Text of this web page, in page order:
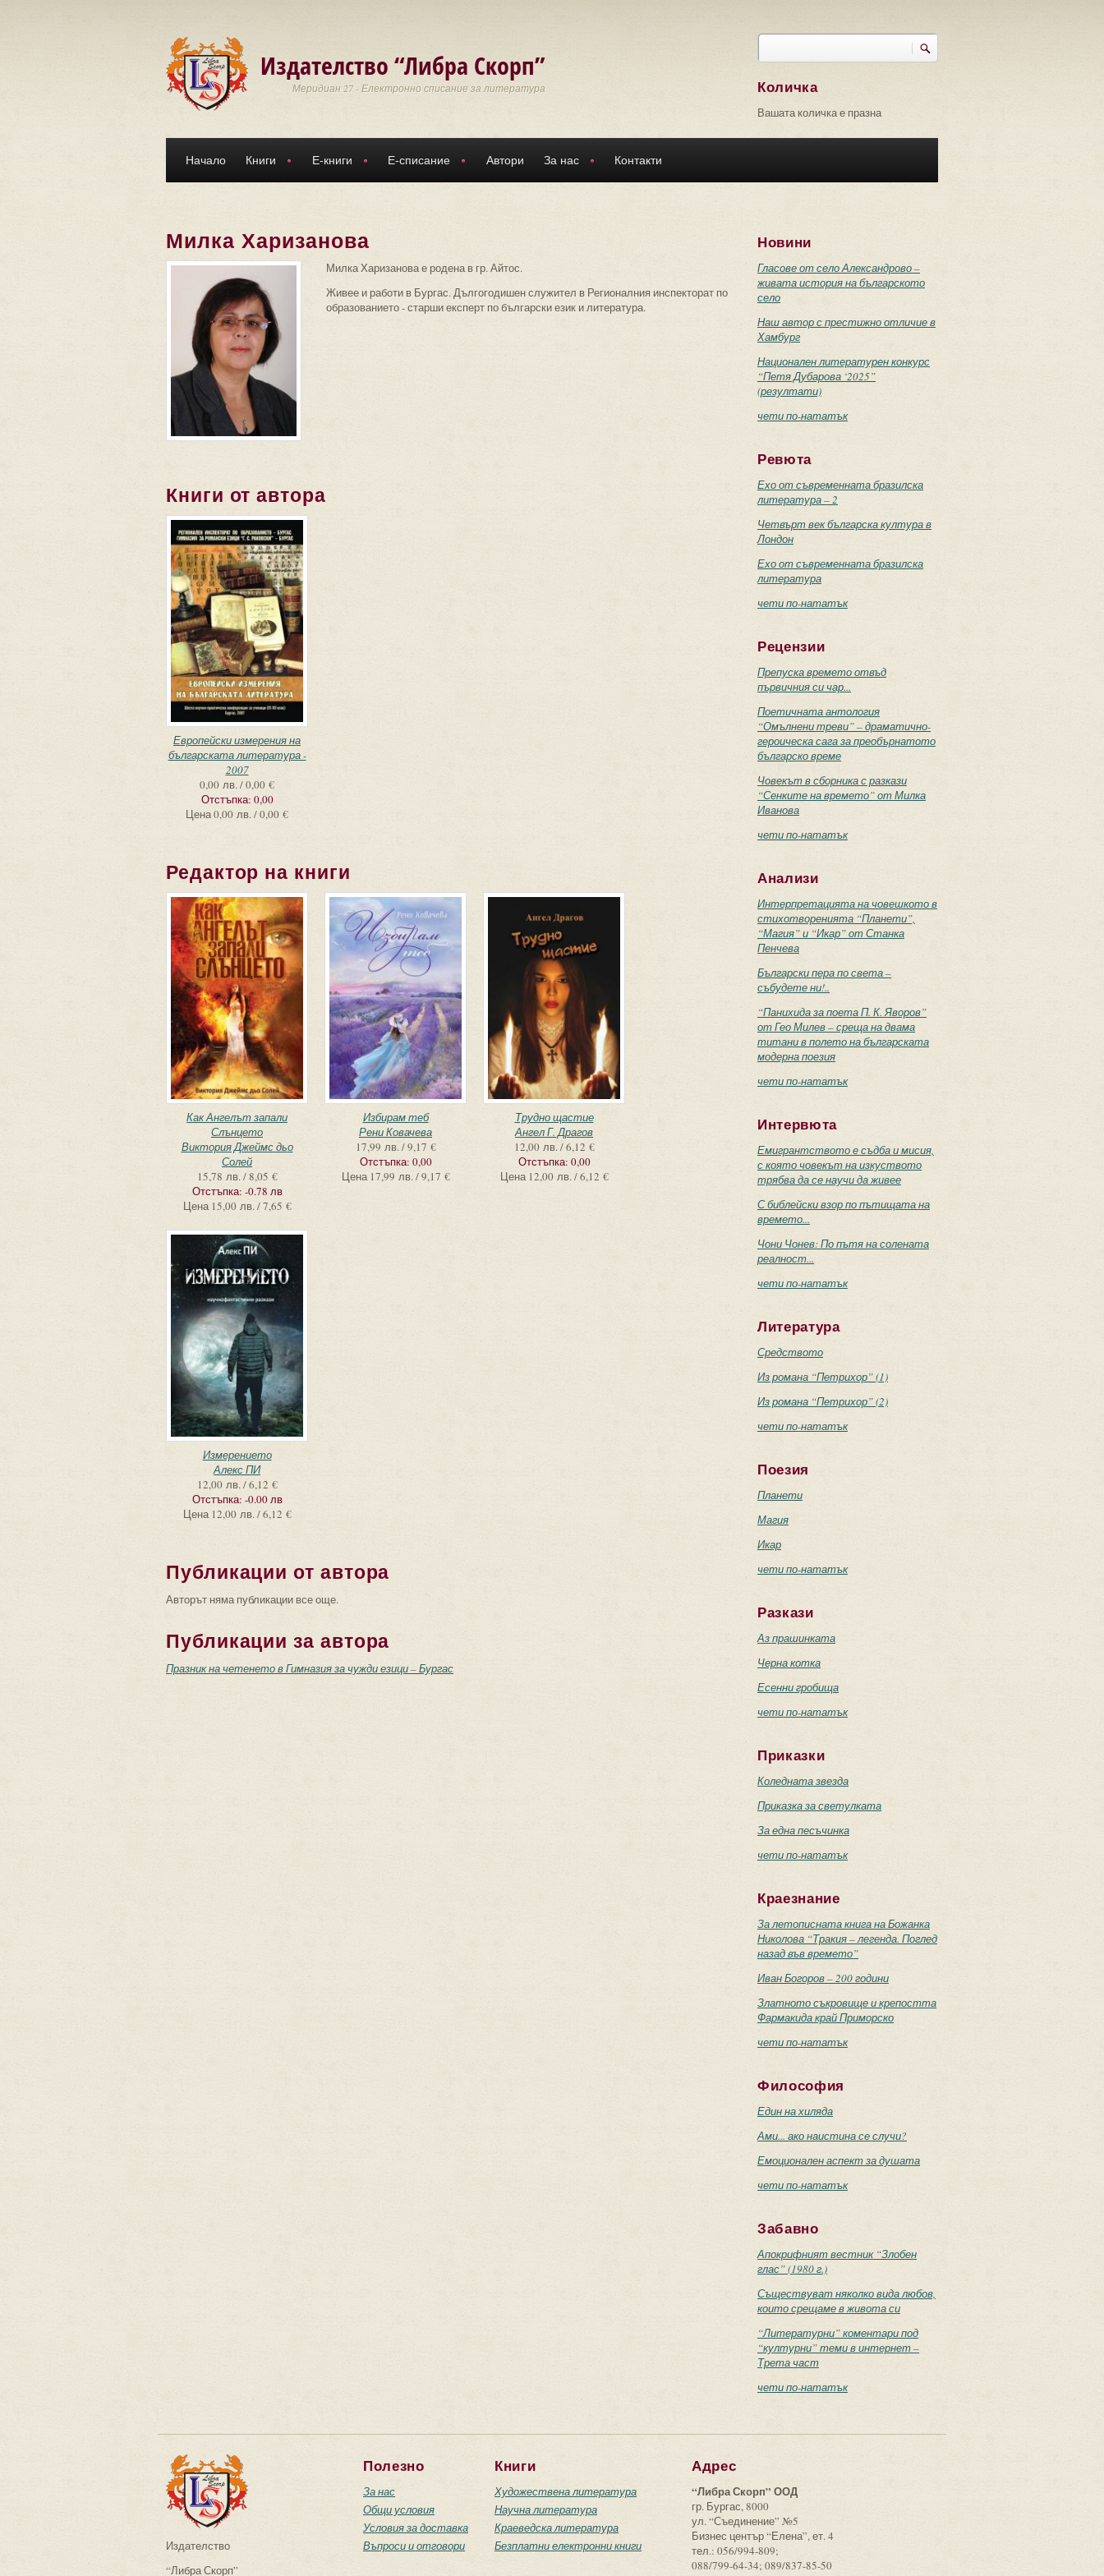
Издателство “Либра Скорп”
Меридиан 27 - Електронно списание за литература
Търси
Количка
Вашата количка е празна
Начало Книги Е-книги Е-списание Автори За нас Контакти
Милка Харизанова
Милка Харизанова е родена в гр. Айтос.
Живее и работи в Бургас. Дългогодишен служител в Регионалния инспекторат по
образованието - старши експерт по български език и литература.
Книги от автора
Европейски измерения на
българската литература -
2007
0,00 лв. / 0,00 €
Отстъпка: 0,00
Цена0,00 лв. / 0,00 €
Редактор на книги
Как Ангелът запали
Слънцето
Виктория Джеймс дьо
Солей
15,78 лв. / 8,05 €
Отстъпка: -0.78 лв
Цена 15,00 лв. / 7,65 €
Избирам теб
Рени Ковачева
17,99 лв. / 9,17 €
Отстъпка: 0,00
Цена 17,99 лв. / 9,17 €
Трудно щастие
Ангел Г. Драгов
12,00 лв. / 6,12 €
Отстъпка: 0,00
Цена 12,00 лв. / 6,12 €
Измерението
Алекс ПИ
12,00 лв. / 6,12 €
Отстъпка: -0.00 лв
Цена 12,00 лв. / 6,12 €
Публикации от автора
Авторът няма публикации все още.
Публикации за автора
Празник на четенето в Гимназия за чужди езици – Бургас
Новини
Гласове от село Александрово –
живата история на българското
село
Наш автор с престижно отличие в
Хамбург
Национален литературен конкурс
“Петя Дубарова ‘2025”
(резултати)
чети по-нататък
Ревюта
Ехо от съвременната бразилска
литература – 2
Четвърт век българска култура в
Лондон
Ехо от съвременната бразилска
литература
чети по-нататък
Рецензии
Препуска времето отвъд
първичния си чар...
Поетичната антология
“Омълнени треви” – драматично-
героическа сага за преобърнатото
българско време
Човекът в сборника с разкази
“Сенките на времето” от Милка
Иванова
чети по-нататък
Анализи
Интерпретацията на човешкото в
стихотворенията “Планети”,
“Магия” и “Икар” от Станка
Пенчева
Български пера по света –
събудете ни!..
“Панихида за поета П. К. Яворов”
от Гео Милев – среща на двама
титани в полето на българската
модерна поезия
чети по-нататък
Интервюта
Емигрантството е съдба и мисия,
с която човекът на изкуството
трябва да се научи да живее
С библейски взор по пътищата на
времето...
Чони Чонев: По пътя на солената
реалност...
чети по-нататък
Литература
Средството
Из романа “Петрихор” (1)
Из романа “Петрихор” (2)
чети по-нататък
Поезия
Планети
Магия
Икар
чети по-нататък
Разкази
Аз прашинката
Черна котка
Есенни гробища
чети по-нататък
Приказки
Коледната звезда
Приказка за светулката
За една песъчинка
чети по-нататък
Краезнание
За летописната книга на Божанка
Николова “Тракия – легенда. Поглед
назад във времето”
Иван Богоров – 200 години
Златното съкровище и крепостта
Фармакида край Приморско
чети по-нататък
Философия
Един на хиляда
Ами... ако наистина се случи?
Емоционален аспект за душата
чети по-нататък
Забавно
Апокрифният вестник “Злобен
глас” (1980 г.)
Съществуват няколко вида любов,
които срещаме в живота си
“Литературни” коментари под
“културни” теми в интернет –
Трета част
чети по-нататък
Издателство
“Либра Скорп”
Полезно
За нас
Общи условия
Условия за доставка
Въпроси и отговори
Книги
Художествена литература
Научна литература
Краеведска литература
Безплатни електронни книги
Адрес
“Либра Скорп” ООД
гр. Бургас, 8000
ул. “Съединение” №5
Бизнес център “Елена”, ет. 4
тел.: 056/994-809;
088/799-64-34; 089/837-85-50